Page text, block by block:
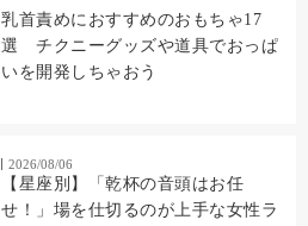
乳首責めにおすすめのおもちゃ17
選 チクニーグッズや道具でおっぱ
いを開発しちゃおう
2026/08/06
【星座別】「乾杯の音頭はお任
せ！」場を仕切るのが上手な女性ラ